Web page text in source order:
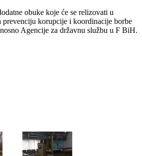
obuke koje će se relizovati u
prevenciju korupcije i koordinacije borbe
Agencije za državnu službu u F BiH.